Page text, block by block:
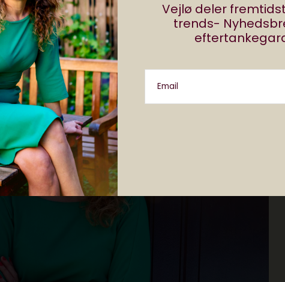
Vejlø deler
trends-
Email